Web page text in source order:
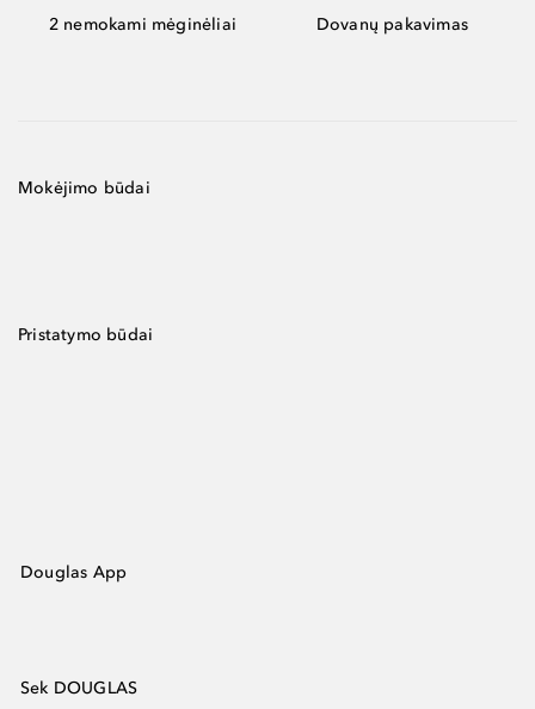
2 nemokami mėginėliai Dovanų pakavimas
Mokėjimo būdai
Pristatymo būdai
Douglas App
Sek DOUGLAS